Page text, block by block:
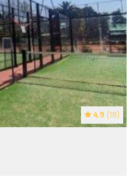
4.9 (18)